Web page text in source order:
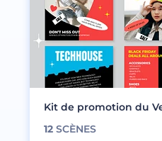
Kit de promotion du
12 SCÈNES